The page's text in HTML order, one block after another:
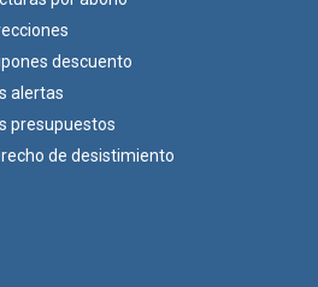
descuento
alertas
presupuestos
de desistimiento